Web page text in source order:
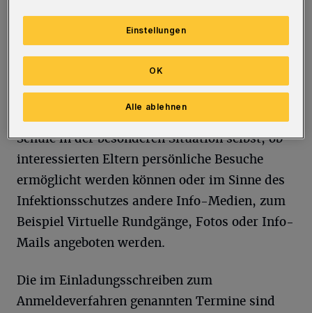
Grundschulen, so dass Eltern einen
persönlichen Eindruck vom Gebäude und der
Lern-Atmosphäre für die Kinder gewinnen
können. Zulässig sind solche Angebote nach
einem Erlass des Schulministeriums auch in
diesem Jahr. Allerdings entscheidet jede
Schule in der besonderen Situation selbst, ob
interessierten Eltern persönliche Besuche
ermöglicht werden können oder im Sinne des
Infektionsschutzes andere Info-Medien, zum
Beispiel Virtuelle Rundgänge, Fotos oder Info-
Mails angeboten werden.
Die im Einladungsschreiben zum
Anmeldeverfahren genannten Termine sind
Einstellungen
Alle ablehnen
OK